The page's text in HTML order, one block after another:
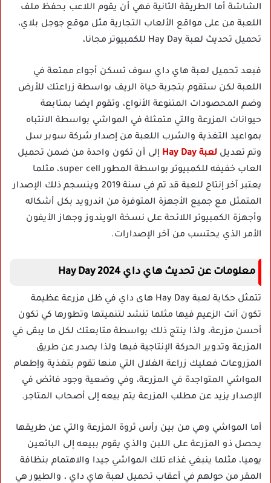
الشاشة أما الطريقة الثانية فهي أن يقوم اللاعب بحفظ ملف
اللعبة من على مواقع الألعاب التجارية مثل موقع جوجل بلاي،
تحميل تحديث لعبة Hay Day للكمبيوتر مجانا،
فبعد تحميل لعبة هاي داي سوف تسكن أجواء ممتعة في
اللعبة لكن ستقوم بتجربة حياة الريف بواسطة زراعتك للأرض
وضم المحصودات المتنوعة الأنواع، وتقوم ايضا بمتابعة
حيوانات المزرعة والتي متمثلة في المواشي بواسطة الانتباه
بمواعيد التغذية والشرب اللعبة من إصدار شركة سوبر سل
وتم تعديل لعبة Hay Day
إلى أن تكون واحدة من ضمن تحميل
العاب خفيفه للكمبيوتر بواسطة المطور super cell، مثلما
يعتبر آخر إنتاج للعبة قد تم في سنة 2019 وينسجم ذلك الإصدار
المتمثل مع جميع الأجهزة المتوفرة من اندرويد بكل أشكاله
وأجهزة الكمبيوتر اللائحة على نسخة الويندوز وجهاز الأيفون
الأمر الذي يحتسب من آخر الإصدارات.
معلومات عن تحديث هاي داي 2024 Hay Day
تتمثل حكاية لعبة Hay Day هاى داي في ظل مزرعة عظيمة
تكون أنت الزعيم فيها مثلما تنشد لتنميتها وتطورها كي تكون
أحسن مزرعة، ولذا ينتج ذلك بواسطة متابعتك لكل ما يبقى في
المزرعة وتدوير الحركة الإنتاجية فيها ولذا يصدر عن طريق
المزروعات فعليك زراعة الغلال التي منها تقوم بتغذية وإطعام
المواشي المتواجدة في المزرعة، وفي وضعية وجود فائض في
الإصدار يزيد عن مطلب المزرعة يتم بيعه إلى أصحاب المتاجر.
أما المواشي وهي من بين رأس ثروة المزرعة والتي عن طريقها
يحصل ذو المزرعة على اللبن والذي يقوم ببيعه إلى البائعين
يوميا، مثلما ينبغي غذاء تلك المواشي جيدا والاهتمام بنظافة
المقر من حولهم في أعقاب تحميل لعبة هاي داي ، والطيور هي